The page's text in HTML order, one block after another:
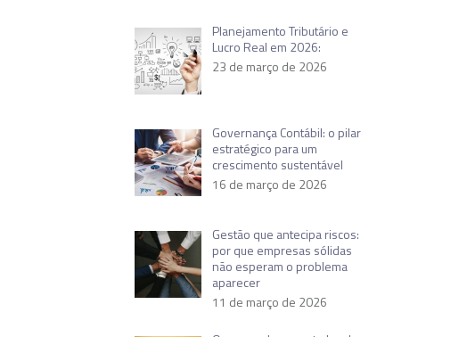
Planejamento Tributário e
Lucro Real em 2026:
23 de março de 2026
Governança Contábil: o pilar
estratégico para um
crescimento sustentável
16 de março de 2026
Gestão que antecipa riscos:
por que empresas sólidas
não esperam o problema
aparecer
11 de março de 2026